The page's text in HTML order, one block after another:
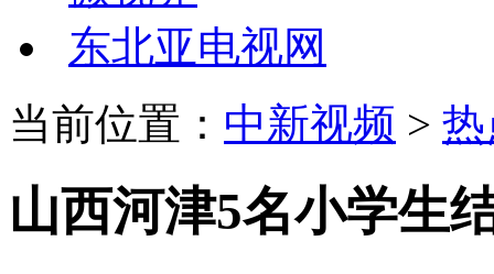
东北亚电视网
当前位置： 中新视频 >
山西河津5名小学生